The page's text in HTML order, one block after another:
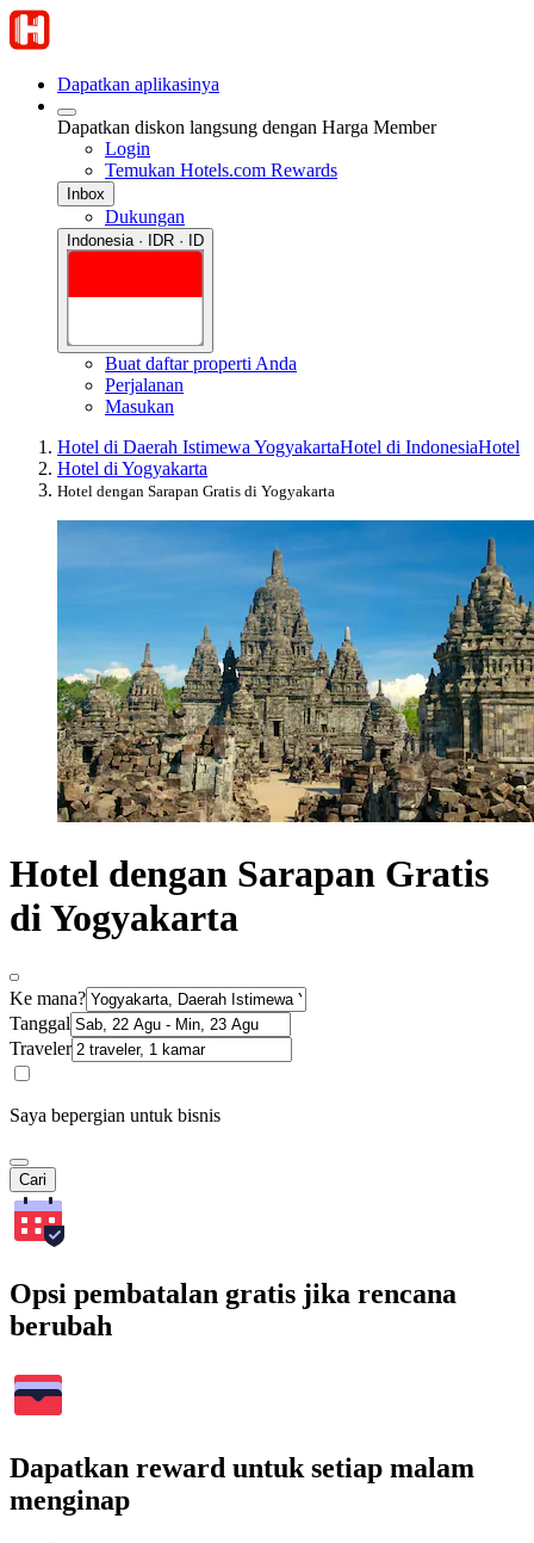
Dapatkan aplikasinya
Dapatkan diskon langsung dengan Harga Member
Login
Temukan Hotels.com Rewards
Inbox
Dukungan
Indonesia · IDR · ID
Buat daftar properti Anda
Perjalanan
Masukan
Hotel di Daerah Istimewa YogyakartaHotel di IndonesiaHotel
Hotel di Yogyakarta
Hotel dengan Sarapan Gratis di Yogyakarta
Hotel dengan Sarapan Gratis
di Yogyakarta
Ke mana?
Tanggal
Traveler
Saya bepergian untuk bisnis
Cari
Opsi pembatalan gratis jika rencana
berubah
Dapatkan reward untuk setiap malam
menginap